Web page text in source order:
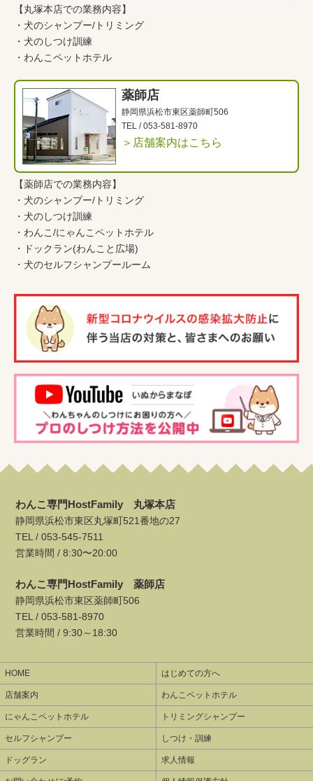
【丸塚本店での業務内容】
・ 犬のシャンプー/トリミング
・ 犬のしつけ訓練
・ わんこペットホテル
薬師店
静岡県浜松市東区薬師町506
TEL /053-581-8970
＞店舗案内はこちら
【薬師店での業務内容】
・ 犬のシャンプー/トリミング
・ 犬のしつけ訓練
・ わんこ /にゃんこペットホテル
・
ドックラン(わんこと広場)
・ 犬のセルフシャンプールーム
わんこ専門HostFamily 丸塚本店
静岡県浜松市東区丸塚町521番地の27
TEL /053-545-7511
営業時間 / 8:30〜20:00
わんこ専門HostFamily 薬師店
静岡県浜松市東区薬師町506
TEL /053-581-8970
営業時間 / 9:30～18:30
HOME はじめての方へ
店舗案内 わんこペットホテル
にゃんこペットホテル トリミングシャンプー
セルフシャンプー しつけ・訓練
ドッグラン 求人情報